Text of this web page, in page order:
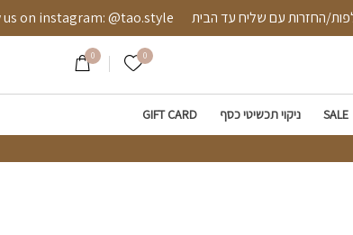
החלפות/החזרות עם שליח עד הבית @tao.style
0 הרשימה שלי
0
SALE ניקוי תכשיטי כסף GIFT CARD